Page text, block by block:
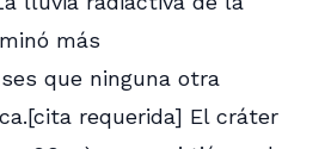
más
que ninguna otra
requerida] El cráter